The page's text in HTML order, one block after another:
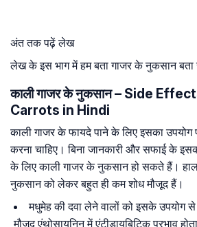
अंत तक पढ़ें लेख
लेख के इस भाग में हम बता गाजर के नुकसान बता
काली गाजर के नुकसान – Side
Carrots in Hindi
काली गाजर के फायदे पाने के लिए इसका उपयोग
करना चाहिए। बिना जानकारी और सफाई के
के लिए काली गाजर के नुकसान हो सकते हैं।
नुकसान को लेकर बहुत ही कम शोध मौजूद हैं।
मधुमेह की दवा लेने वालों को इसके उपयोग से
मौजूद एंथोसायनिन में एंटीडायबिटिक प्रभाव